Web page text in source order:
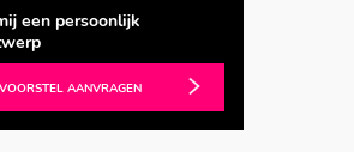
een persoonlijk
AANVRAGEN